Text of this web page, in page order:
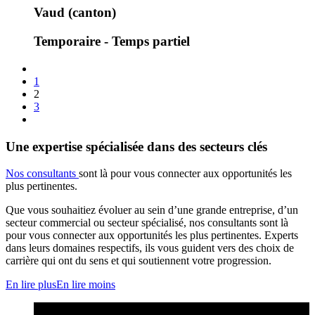
Vaud (canton)
Temporaire - Temps partiel
1
2
3
Une expertise spécialisée dans des secteurs clés
Nos consultants sont là pour vous connecter aux opportunités les
plus pertinentes.
Que vous souhaitiez évoluer au sein d’une grande entreprise, d’un
secteur commercial ou secteur spécialisé, nos consultants sont là
pour vous connecter aux opportunités les plus pertinentes. Experts
dans leurs domaines respectifs, ils vous guident vers des choix de
carrière qui ont du sens et qui soutiennent votre progression.
En lire plusEn lire moins